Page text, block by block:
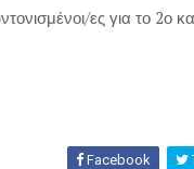
ες για το 2ο
Facebook